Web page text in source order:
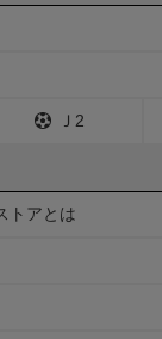
Ｊ2
トアとは